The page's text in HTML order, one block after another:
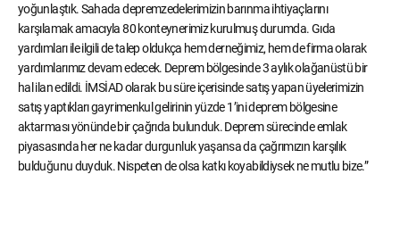
yoğunlaştık. Sahada depremzedelerimizin barınma ihtiyaçlarını
karşılamak amacıyla 80 konteynerimiz kurulmuş durumda. Gıda
yardımları ile ilgili de talep oldukça hem derneğimiz, hem de firma olarak
yardımlarımız devam edecek. Deprem bölgesinde 3 aylık olağanüstü bir
hal ilan edildi. İMSİAD olarak bu süre içerisinde satış yapan üyelerimizin
satış yaptıkları gayrimenkul gelirinin yüzde 1’ini deprem bölgesine
aktarması yönünde bir çağrıda bulunduk. Deprem sürecinde emlak
piyasasında her ne kadar durgunluk yaşansa da çağrımızın karşılık
bulduğunu duyduk. Nispeten de olsa katkı koyabildiysek ne mutlu bize.”